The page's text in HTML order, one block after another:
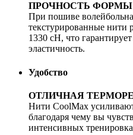
ПРОЧНОСТЬ ФОРМЫ
При пошиве
текстурированные нити
1330 cH, что
эластичность.
Удобство
ОТЛИЧНАЯ
Нити CoolMax
благодаря чему вы
интенсивных